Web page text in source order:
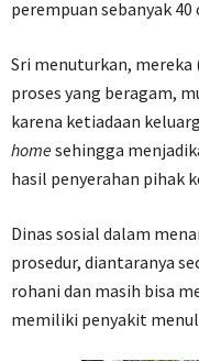
perempuan sebanyak
Sri menuturkan,
proses yang beragam,
karena ketiadaan
homesehingga
hasil penyerahan pihak
Dinas sosial dalam
prosedur, diantaranya
rohani dan masih bisa
memiliki penyakit